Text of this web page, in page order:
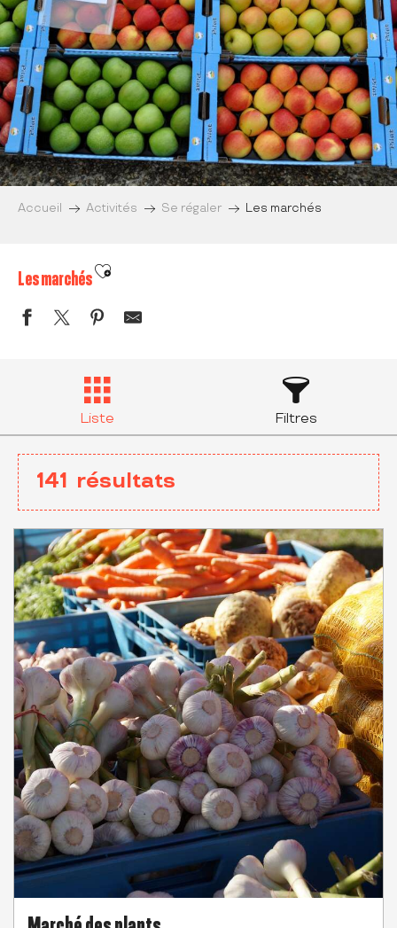
Accueil Activités Se régaler Les marchés
Les marchésAjouter aux favoris
Liste Filtres
141 résultats